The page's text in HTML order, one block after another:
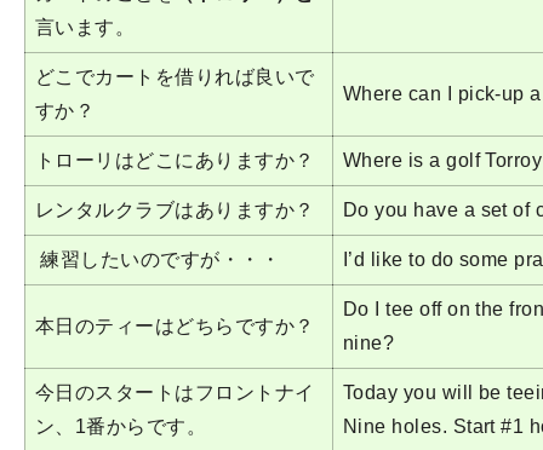
言います。
どこでカートを借りれば良いで
すか？
Where can I pick-up
トローリはどこにありますか？ Where is a golf
レンタルクラブはありますか？ Do you have a set of
練習したいのですが・・・ I’d like to do some
本日のティーはどちらですか？
Do I tee off on the
nine?
今日のスタートはフロントナイ
ン、1番からです。
Today you will be
Nine holes. Start #1